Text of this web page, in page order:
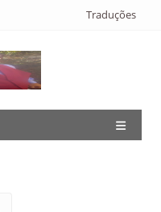
Traduções